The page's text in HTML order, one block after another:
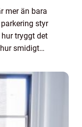
mer än bara
styr
tryggt det
smidigt